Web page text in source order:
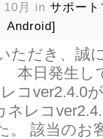
10月 in サポー
Android]
ただき、誠
本日発生し
コver2.4.0
レコ
。 該当のお